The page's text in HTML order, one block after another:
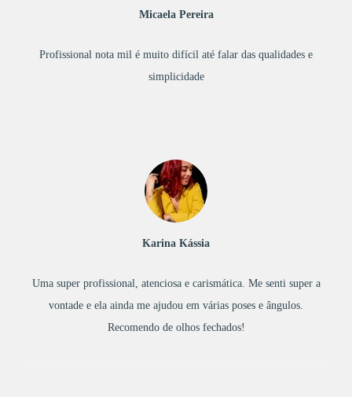
Profissional nota mil é muito difícil até falar das qualidades e
simplicidade
Micaela Pereira
Uma super profissional, atenciosa e carismática. Me senti super a
vontade e ela ainda me ajudou em várias poses e ângulos.
Recomendo de olhos fechados!
Karina Kássia